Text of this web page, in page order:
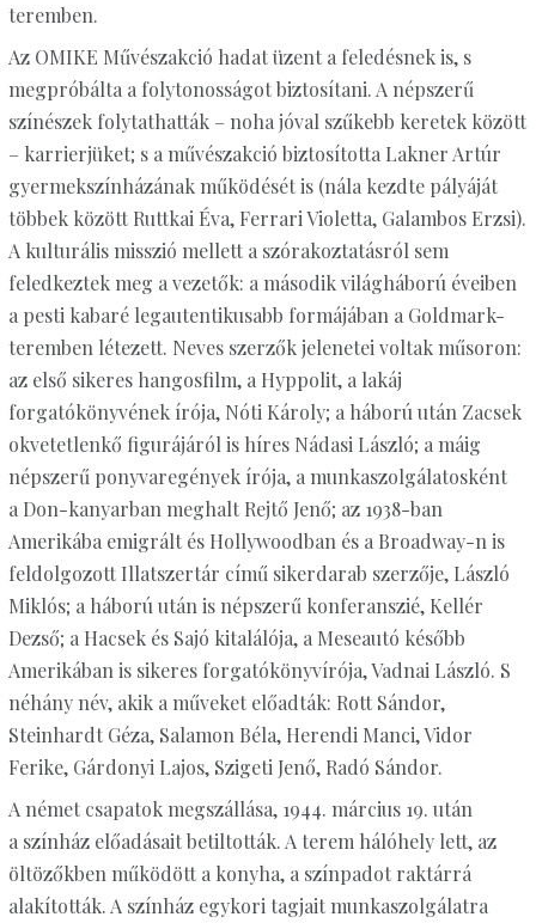
teremben.
Az OMIKE Művészakció hadat üzent a feledésnek is, s
megpróbálta a folytonosságot biztosítani. A népszerű
színészek folytathatták – noha jóval szűkebb keretek között
– karrierjüket; s a művészakció biztosította Lakner Artúr
gyermekszínházának működését is (nála kezdte pályáját
többek között Ruttkai Éva, Ferrari Violetta, Galambos Erzsi).
A kulturális misszió mellett a szórakoztatásról sem
feledkeztek meg a vezetők: a második világháború éveiben
a pesti kabaré legautentikusabb formájában a Goldmark-
teremben létezett. Neves szerzők jelenetei voltak műsoron:
az első sikeres hangosfilm, a Hyppolit, a lakáj
forgatókönyvének írója, Nóti Károly; a háború után Zacsek
okvetetlenkő figurájáról is híres Nádasi László; a máig
népszerű ponyvaregények írója, a munkaszolgálatosként
a Don-kanyarban meghalt Rejtő Jenő; az 1938-ban
Amerikába emigrált és Hollywoodban és a Broadway-n is
feldolgozott Illatszertár című sikerdarab szerzője, László
Miklós; a háború után is népszerű konferanszié, Kellér
Dezső; a Hacsek és Sajó kitalálója, a Meseautó később
Amerikában is sikeres forgatókönyvírója, Vadnai László. S
néhány név, akik a műveket előadták: Rott Sándor,
Steinhardt Géza, Salamon Béla, Herendi Manci, Vidor
Ferike, Gárdonyi Lajos, Szigeti Jenő, Radó Sándor.
A német csapatok megszállása, 1944. március 19. után
a színház előadásait betiltották. A terem hálóhely lett, az
öltözőkben működött a konyha, a színpadot raktárrá
alakították. A színház egykori tagjait munkaszolgálatra